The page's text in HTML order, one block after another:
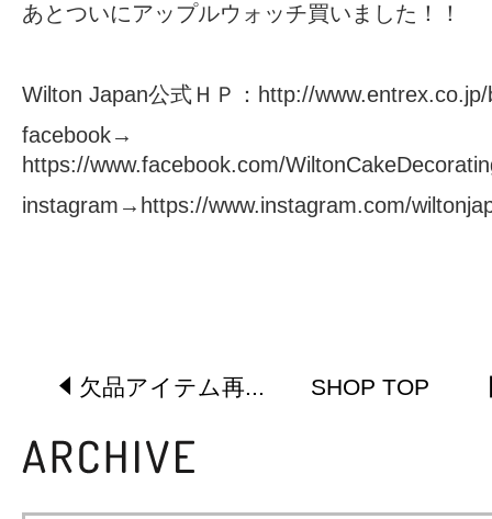
あとついにアップルウォッチ買いました！！
Wilton Japan公式ＨＰ： http://
facebook→
https://www.facebook.com/
instagram→ https://www.instagram.com/
欠品アイテム再... SHOP TOP